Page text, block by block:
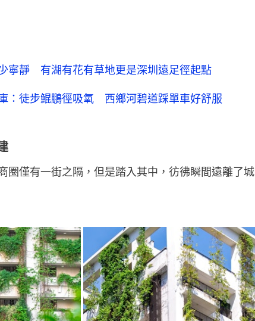
寧靜 有湖有花有草地更是深圳遠足徑起點
：徒步鯤鵬徑吸氧 西鄉河碧道踩單車好舒服
圈僅有一街之隔，但是踏入其中，彷彿瞬間遠離了城